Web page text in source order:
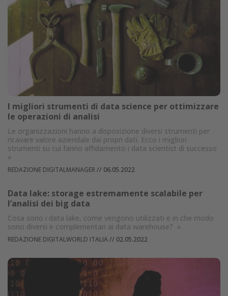
I migliori strumenti di data science per ottimizzare
le operazioni di analisi
Le organizzazioni hanno a disposizione diversi strumenti per
ricavare valore aziendale dai propri dati. Ecco i migliori
strumenti su cui fanno affidamento i data scientist di successo
»
REDAZIONE DIGITALMANAGER// 06.05.2022
Data lake: storage estremamente scalabile per
l’analisi dei big data
Cosa sono i data lake, come vengono utilizzati e in che modo
sono diversi e complementari ai data warehouse? »
REDAZIONE DIGITALWORLD ITALIA// 02.05.2022